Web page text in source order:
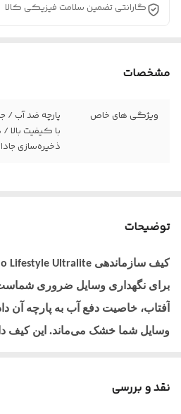
گارانتی تضمین سلامت فیزیکی کالا
مشخصات
ویژگی های خاص
پارچه ضد آب /
با کیفیت
ذخیره‌سازی
توضیحات
کیف سازماندهی Lifestyle Ultralite
برای نگهداری وسایل ضروری
آفتاب، خاصیت دفع آب به پارچه آن
وسایل شما خشک می‌ماند. این کیف
کیف بسیار جمع و جور است و در
نقد و بررسی